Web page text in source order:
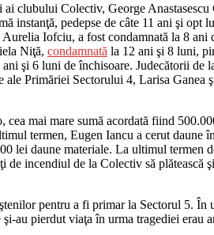
ai clubului Colectiv, George
instanţă, pedepse de câte 11 ani şi opt
Aurelia Iofciu, a fost condamnată la 8
Niţă, condamnată la 12 ani şi 8 luni,
şi 6 luni de închisoare. Judecătorii de
Primăriei Sectorului 4, Larisa Ganea
mai mare sumă acordată fiind
termen, Eugen Iancu a cerut daune
lei daune materiale. La ultimul termen
incendiul de la Colectiv să plătească
pentru a fi primar la Sectorul 5.
au pierdut viaţa în urma tragediei